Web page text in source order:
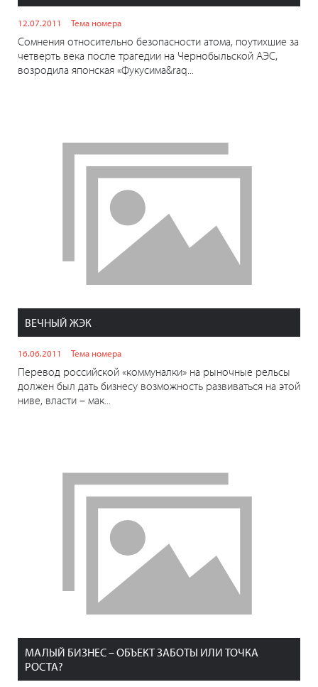
12.07.2011 Тема номера
Сомнения относительно безопасности атома, поутихшие за
четверть века после трагедии на Чернобыльской АЭС,
возродила японская «Фукусима&raq...
ВЕЧНЫЙ ЖЭК
16.06.2011 Тема номера
Перевод российской «коммуналки» на рыночные рельсы
должен был дать бизнесу возможность развиваться на этой
ниве, власти – мак...
МАЛЫЙ БИЗНЕС – ОБЪЕКТ ЗАБОТЫ ИЛИ ТОЧКА
РОСТА?